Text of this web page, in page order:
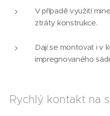
V případě využití
ztráty konstrukce.
Dají se montovat i v
impregnovaného
Rychlý kontakt na